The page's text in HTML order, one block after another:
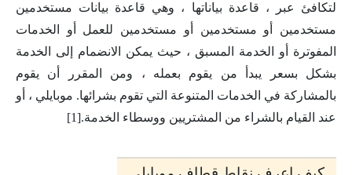
لتكافئ عبر ، قاعدة بياناتها ، وهي قاعدة بيانات مستخدمين
مستخدمين أو مستخدمين أو مستخدمين للعمل أو الخدمات
المفوترة أو الخدمة المسبق ، حيث يمكن الانضمام إلى الخدمة
بشكل بسعر يبدأ من يقوم بعمله ، ومن المقرر أن يقوم
بالمشاركة في الخدمات المتنوعة التي تقوم بشرائها. موبايلي ، أو
عند القيام بالشراء من المشتريين ووسطاء الخدمة.[1]